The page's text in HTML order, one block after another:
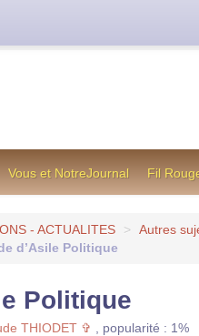
Vous et NotreJournal Fil
- ACTUALITES > Autres
d’Asile Politique
Politique
THIODET ✞
popularité : 1%
2012, en cas de